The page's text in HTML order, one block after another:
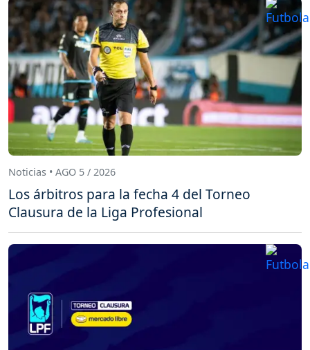
Noticias • AGO 5 / 2026
Los árbitros para la fecha 4 del Torneo
Clausura de la Liga Profesional